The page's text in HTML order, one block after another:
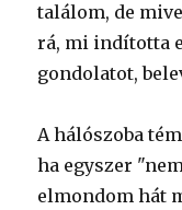
találom, de
rá, mi indította
gondolatot,
A hálószoba
ha egyszer
elmondom hát